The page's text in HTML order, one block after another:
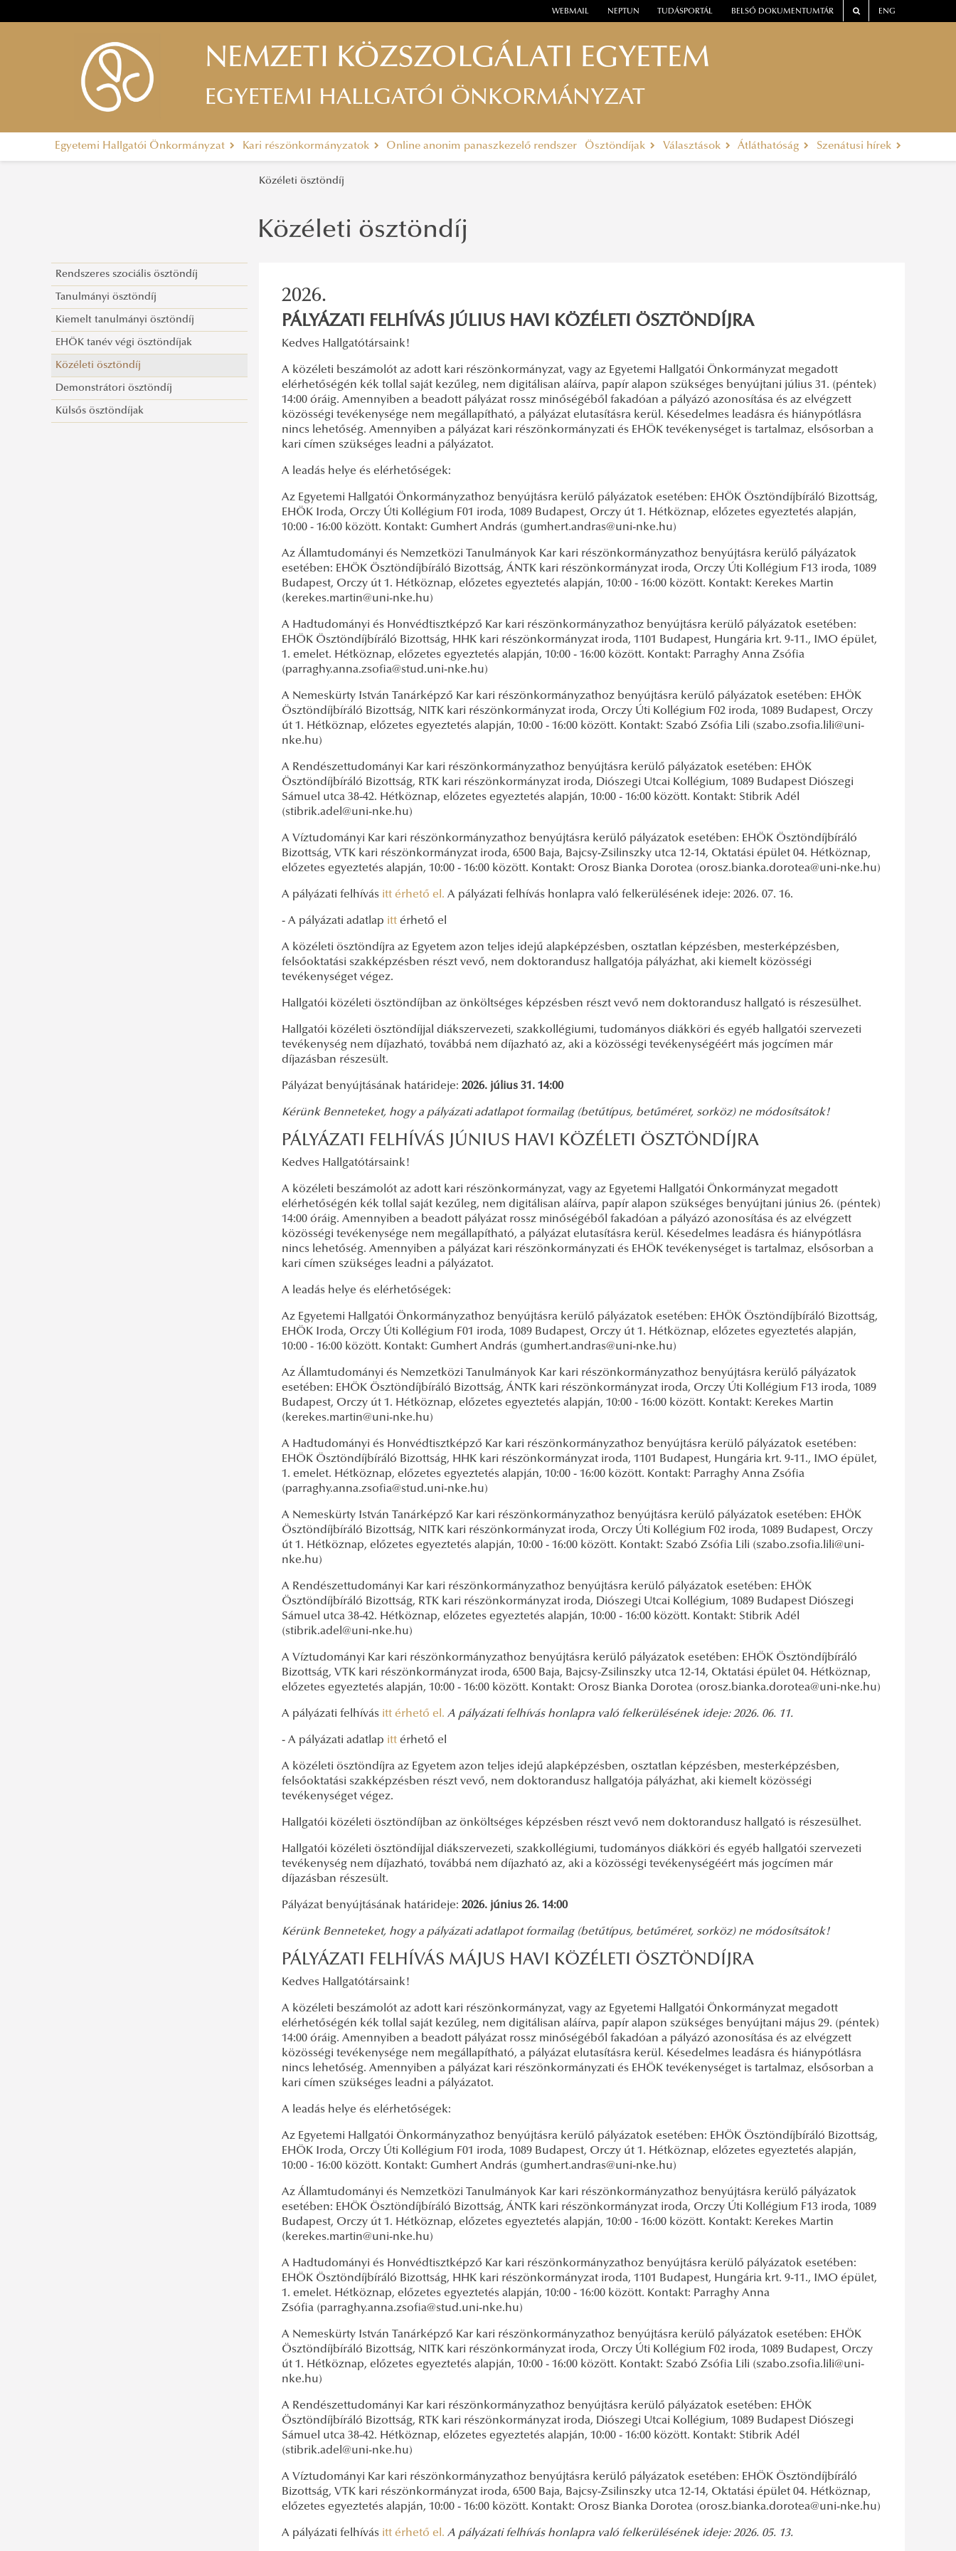
WEBMAIL NEPTUN TUDÁSPORTÁL BELSŐ DOKUMENTUMTÁR ENG
NEMZETI KÖZSZOLGÁLATI EGYETEM
EGYETEMI HALLGATÓI ÖNKORMÁNYZAT
Egyetemi Hallgatói Önkormányzat Kari részönkormányzatok Online anonim panaszkezelő rendszer Ösztöndíjak Választások Átláthatóság Szenátusi hírek
Közéleti ösztöndíj
Rendszeres szociális ösztöndíj
Tanulmányi ösztöndíj
Kiemelt tanulmányi ösztöndíj
EHÖK tanév végi ösztöndíjak
Közéleti ösztöndíj
Demonstrátori ösztöndíj
Külsős ösztöndíjak
Közéleti ösztöndíj
2026.
PÁLYÁZATI FELHÍVÁS JÚLIUS HAVI KÖZÉLETI ÖSZTÖNDÍJRA
Kedves Hallgatótársaink!
A közéleti beszámolót az adott kari részönkormányzat, vagy az Egyetemi Hallgatói Önkormányzat megadott
elérhetőségén kék tollal saját kezűleg, nem digitálisan aláírva, papír alapon szükséges benyújtani július 31. (péntek)
14:00 óráig. Amennyiben a beadott pályázat rossz minőségéből fakadóan a pályázó azonosítása és az elvégzett
közösségi tevékenysége nem megállapítható, a pályázat elutasításra kerül. Késedelmes leadásra és hiánypótlásra
nincs lehetőség. Amennyiben a pályázat kari részönkormányzati és EHÖK tevékenységet is tartalmaz, elsősorban a
kari címen szükséges leadni a pályázatot.
A leadás helye és elérhetőségek:
Az Egyetemi Hallgatói Önkormányzathoz benyújtásra kerülő pályázatok esetében: EHÖK Ösztöndíjbíráló Bizottság,
EHÖK Iroda, Orczy Úti Kollégium F01 iroda, 1089 Budapest, Orczy út 1. Hétköznap, előzetes egyeztetés alapján,
10:00 - 16:00 között. Kontakt: Gumhert András (gumhert.andras@uni-nke.hu)
Az Államtudományi és Nemzetközi Tanulmányok Kar kari részönkormányzathoz benyújtásra kerülő pályázatok
esetében: EHÖK Ösztöndíjbíráló Bizottság, ÁNTK kari részönkormányzat iroda, Orczy Úti Kollégium F13 iroda, 1089
Budapest, Orczy út 1. Hétköznap, előzetes egyeztetés alapján, 10:00 - 16:00 között. Kontakt: Kerekes Martin
(kerekes.martin@uni-nke.hu)
A Hadtudományi és Honvédtisztképző Kar kari részönkormányzathoz benyújtásra kerülő pályázatok esetében:
EHÖK Ösztöndíjbíráló Bizottság, HHK kari részönkormányzat iroda, 1101 Budapest, Hungária krt. 9-11., IMO épület,
1. emelet. Hétköznap, előzetes egyeztetés alapján, 10:00 - 16:00 között. Kontakt: Parraghy Anna Zsófia
(parraghy.anna.zsofia@stud.uni-nke.hu)
A Nemeskürty István Tanárképző Kar kari részönkormányzathoz benyújtásra kerülő pályázatok esetében: EHÖK
Ösztöndíjbíráló Bizottság, NITK kari részönkormányzat iroda, Orczy Úti Kollégium F02 iroda, 1089 Budapest, Orczy
út 1. Hétköznap, előzetes egyeztetés alapján, 10:00 - 16:00 között. Kontakt: Szabó Zsófia Lili (szabo.zsofia.lili@uni-
nke.hu)
A Rendészettudományi Kar kari részönkormányzathoz benyújtásra kerülő pályázatok esetében: EHÖK
Ösztöndíjbíráló Bizottság, RTK kari részönkormányzat iroda, Diószegi Utcai Kollégium, 1089 Budapest Diószegi
Sámuel utca 38-42. Hétköznap, előzetes egyeztetés alapján, 10:00 - 16:00 között. Kontakt: Stibrik Adél
(stibrik.adel@uni-nke.hu)
A Víztudományi Kar kari részönkormányzathoz benyújtásra kerülő pályázatok esetében: EHÖK Ösztöndíjbíráló
Bizottság, VTK kari részönkormányzat iroda, 6500 Baja, Bajcsy-Zsilinszky utca 12-14, Oktatási épület 04. Hétköznap,
előzetes egyeztetés alapján, 10:00 - 16:00 között. Kontakt: Orosz Bianka Dorotea (orosz.bianka.dorotea@uni-nke.hu)
A pályázati felhívás itt érhető el. A pályázati felhívás honlapra való felkerülésének ideje: 2026. 07. 16.
- A pályázati adatlap itt érhető el
A közéleti ösztöndíjra az Egyetem azon teljes idejű alapképzésben, osztatlan képzésben, mesterképzésben,
felsőoktatási szakképzésben részt vevő, nem doktorandusz hallgatója pályázhat, aki kiemelt közösségi
tevékenységet végez.
Hallgatói közéleti ösztöndíjban az önköltséges képzésben részt vevő nem doktorandusz hallgató is részesülhet.
Hallgatói közéleti ösztöndíjjal diákszervezeti, szakkollégiumi, tudományos diákköri és egyéb hallgatói szervezeti
tevékenység nem díjazható, továbbá nem díjazható az, aki a közösségi tevékenységéért más jogcímen már
díjazásban részesült.
Pályázat benyújtásának határideje: 2026. július 31. 14:00
Kérünk Benneteket, hogy a pályázati adatlapot formailag (betűtípus, betűméret, sorköz) ne módosítsátok!
PÁLYÁZATI FELHÍVÁS JÚNIUS HAVI KÖZÉLETI ÖSZTÖNDÍJRA
Kedves Hallgatótársaink!
A közéleti beszámolót az adott kari részönkormányzat, vagy az Egyetemi Hallgatói Önkormányzat megadott
elérhetőségén kék tollal saját kezűleg, nem digitálisan aláírva, papír alapon szükséges benyújtani június 26. (péntek)
14:00 óráig. Amennyiben a beadott pályázat rossz minőségéből fakadóan a pályázó azonosítása és az elvégzett
közösségi tevékenysége nem megállapítható, a pályázat elutasításra kerül. Késedelmes leadásra és hiánypótlásra
nincs lehetőség. Amennyiben a pályázat kari részönkormányzati és EHÖK tevékenységet is tartalmaz, elsősorban a
kari címen szükséges leadni a pályázatot.
A leadás helye és elérhetőségek:
Az Egyetemi Hallgatói Önkormányzathoz benyújtásra kerülő pályázatok esetében: EHÖK Ösztöndíjbíráló Bizottság,
EHÖK Iroda, Orczy Úti Kollégium F01 iroda, 1089 Budapest, Orczy út 1. Hétköznap, előzetes egyeztetés alapján,
10:00 - 16:00 között. Kontakt: Gumhert András (gumhert.andras@uni-nke.hu)
Az Államtudományi és Nemzetközi Tanulmányok Kar kari részönkormányzathoz benyújtásra kerülő pályázatok
esetében: EHÖK Ösztöndíjbíráló Bizottság, ÁNTK kari részönkormányzat iroda, Orczy Úti Kollégium F13 iroda, 1089
Budapest, Orczy út 1. Hétköznap, előzetes egyeztetés alapján, 10:00 - 16:00 között. Kontakt: Kerekes Martin
(kerekes.martin@uni-nke.hu)
A Hadtudományi és Honvédtisztképző Kar kari részönkormányzathoz benyújtásra kerülő pályázatok esetében:
EHÖK Ösztöndíjbíráló Bizottság, HHK kari részönkormányzat iroda, 1101 Budapest, Hungária krt. 9-11., IMO épület,
1. emelet. Hétköznap, előzetes egyeztetés alapján, 10:00 - 16:00 között. Kontakt: Parraghy Anna Zsófia
(parraghy.anna.zsofia@stud.uni-nke.hu)
A Nemeskürty István Tanárképző Kar kari részönkormányzathoz benyújtásra kerülő pályázatok esetében: EHÖK
Ösztöndíjbíráló Bizottság, NITK kari részönkormányzat iroda, Orczy Úti Kollégium F02 iroda, 1089 Budapest, Orczy
út 1. Hétköznap, előzetes egyeztetés alapján, 10:00 - 16:00 között. Kontakt: Szabó Zsófia Lili (szabo.zsofia.lili@uni-
nke.hu)
A Rendészettudományi Kar kari részönkormányzathoz benyújtásra kerülő pályázatok esetében: EHÖK
Ösztöndíjbíráló Bizottság, RTK kari részönkormányzat iroda, Diószegi Utcai Kollégium, 1089 Budapest Diószegi
Sámuel utca 38-42. Hétköznap, előzetes egyeztetés alapján, 10:00 - 16:00 között. Kontakt: Stibrik Adél
(stibrik.adel@uni-nke.hu)
A Víztudományi Kar kari részönkormányzathoz benyújtásra kerülő pályázatok esetében: EHÖK Ösztöndíjbíráló
Bizottság, VTK kari részönkormányzat iroda, 6500 Baja, Bajcsy-Zsilinszky utca 12-14, Oktatási épület 04. Hétköznap,
előzetes egyeztetés alapján, 10:00 - 16:00 között. Kontakt: Orosz Bianka Dorotea (orosz.bianka.dorotea@uni-nke.hu)
A pályázati felhívás itt érhető el. A pályázati felhívás honlapra való felkerülésének ideje: 2026. 06. 11.
- A pályázati adatlap itt érhető el
A közéleti ösztöndíjra az Egyetem azon teljes idejű alapképzésben, osztatlan képzésben, mesterképzésben,
felsőoktatási szakképzésben részt vevő, nem doktorandusz hallgatója pályázhat, aki kiemelt közösségi
tevékenységet végez.
Hallgatói közéleti ösztöndíjban az önköltséges képzésben részt vevő nem doktorandusz hallgató is részesülhet.
Hallgatói közéleti ösztöndíjjal diákszervezeti, szakkollégiumi, tudományos diákköri és egyéb hallgatói szervezeti
tevékenység nem díjazható, továbbá nem díjazható az, aki a közösségi tevékenységéért más jogcímen már
díjazásban részesült.
Pályázat benyújtásának határideje: 2026. június 26. 14:00
Kérünk Benneteket, hogy a pályázati adatlapot formailag (betűtípus, betűméret, sorköz) ne módosítsátok!
PÁLYÁZATI FELHÍVÁS MÁJUS HAVI KÖZÉLETI ÖSZTÖNDÍJRA
Kedves Hallgatótársaink!
A közéleti beszámolót az adott kari részönkormányzat, vagy az Egyetemi Hallgatói Önkormányzat megadott
elérhetőségén kék tollal saját kezűleg, nem digitálisan aláírva, papír alapon szükséges benyújtani május 29. (péntek)
14:00 óráig. Amennyiben a beadott pályázat rossz minőségéből fakadóan a pályázó azonosítása és az elvégzett
közösségi tevékenysége nem megállapítható, a pályázat elutasításra kerül. Késedelmes leadásra és hiánypótlásra
nincs lehetőség. Amennyiben a pályázat kari részönkormányzati és EHÖK tevékenységet is tartalmaz, elsősorban a
kari címen szükséges leadni a pályázatot.
A leadás helye és elérhetőségek:
Az Egyetemi Hallgatói Önkormányzathoz benyújtásra kerülő pályázatok esetében: EHÖK Ösztöndíjbíráló Bizottság,
EHÖK Iroda, Orczy Úti Kollégium F01 iroda, 1089 Budapest, Orczy út 1. Hétköznap, előzetes egyeztetés alapján,
10:00 - 16:00 között. Kontakt: Gumhert András (gumhert.andras@uni-nke.hu)
Az Államtudományi és Nemzetközi Tanulmányok Kar kari részönkormányzathoz benyújtásra kerülő pályázatok
esetében: EHÖK Ösztöndíjbíráló Bizottság, ÁNTK kari részönkormányzat iroda, Orczy Úti Kollégium F13 iroda, 1089
Budapest, Orczy út 1. Hétköznap, előzetes egyeztetés alapján, 10:00 - 16:00 között. Kontakt: Kerekes Martin
(kerekes.martin@uni-nke.hu)
A Hadtudományi és Honvédtisztképző Kar kari részönkormányzathoz benyújtásra kerülő pályázatok esetében:
EHÖK Ösztöndíjbíráló Bizottság, HHK kari részönkormányzat iroda, 1101 Budapest, Hungária krt. 9-11., IMO épület,
1. emelet. Hétköznap, előzetes egyeztetés alapján, 10:00 - 16:00 között. Kontakt: Parraghy Anna
Zsófia (parraghy.anna.zsofia@stud.uni-nke.hu)
A Nemeskürty István Tanárképző Kar kari részönkormányzathoz benyújtásra kerülő pályázatok esetében: EHÖK
Ösztöndíjbíráló Bizottság, NITK kari részönkormányzat iroda, Orczy Úti Kollégium F02 iroda, 1089 Budapest, Orczy
út 1. Hétköznap, előzetes egyeztetés alapján, 10:00 - 16:00 között. Kontakt: Szabó Zsófia Lili (szabo.zsofia.lili@uni-
nke.hu)
A Rendészettudományi Kar kari részönkormányzathoz benyújtásra kerülő pályázatok esetében: EHÖK
Ösztöndíjbíráló Bizottság, RTK kari részönkormányzat iroda, Diószegi Utcai Kollégium, 1089 Budapest Diószegi
Sámuel utca 38-42. Hétköznap, előzetes egyeztetés alapján, 10:00 - 16:00 között. Kontakt: Stibrik Adél
(stibrik.adel@uni-nke.hu)
A Víztudományi Kar kari részönkormányzathoz benyújtásra kerülő pályázatok esetében: EHÖK Ösztöndíjbíráló
Bizottság, VTK kari részönkormányzat iroda, 6500 Baja, Bajcsy-Zsilinszky utca 12-14, Oktatási épület 04. Hétköznap,
előzetes egyeztetés alapján, 10:00 - 16:00 között. Kontakt: Orosz Bianka Dorotea (orosz.bianka.dorotea@uni-nke.hu)
A pályázati felhívás itt érhető el. A pályázati felhívás honlapra való felkerülésének ideje: 2026. 05. 13.